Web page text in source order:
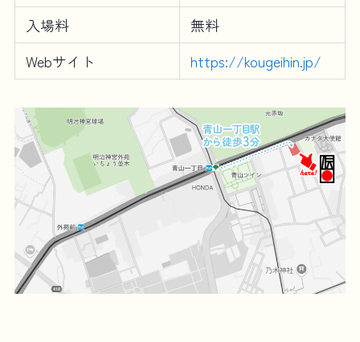
入場料
無料
Webサイト
https://kougeihin.jp/